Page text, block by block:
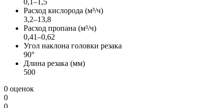
Расход кислорода (м³/ч)
3,2–13,8
Расход пропана (м³/ч)
0,41–0,62
Угол наклона головки резака
90°
Длина резака (мм)
500
0 оценок
0
0